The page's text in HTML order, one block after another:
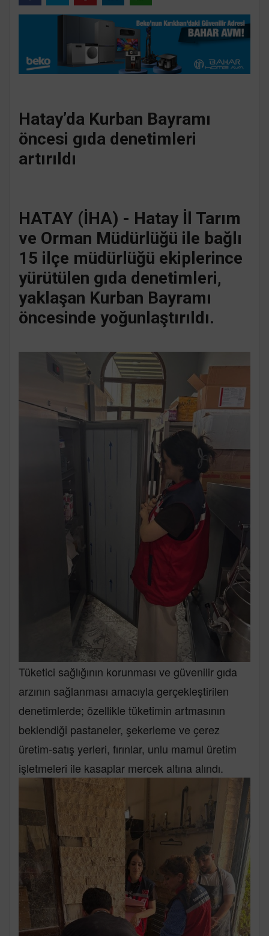
Hatay’da Kurban Bayramı
öncesi gıda denetimleri
artırıldı
HATAY (İHA) - Hatay İl Tarım
ve Orman Müdürlüğü ile bağlı
15 ilçe müdürlüğü ekiplerince
yürütülen gıda denetimleri,
yaklaşan Kurban Bayramı
öncesinde yoğunlaştırıldı.
Tüketici sağlığının korunması ve güvenilir gıda
arzının sağlanması amacıyla gerçekleştirilen
denetimlerde; özellikle tüketimin artmasının
beklendiği pastaneler, şekerleme ve çerez
üretim-satış yerleri, fırınlar, unlu mamul üretim
işletmeleri ile kasaplar mercek altına alındı.